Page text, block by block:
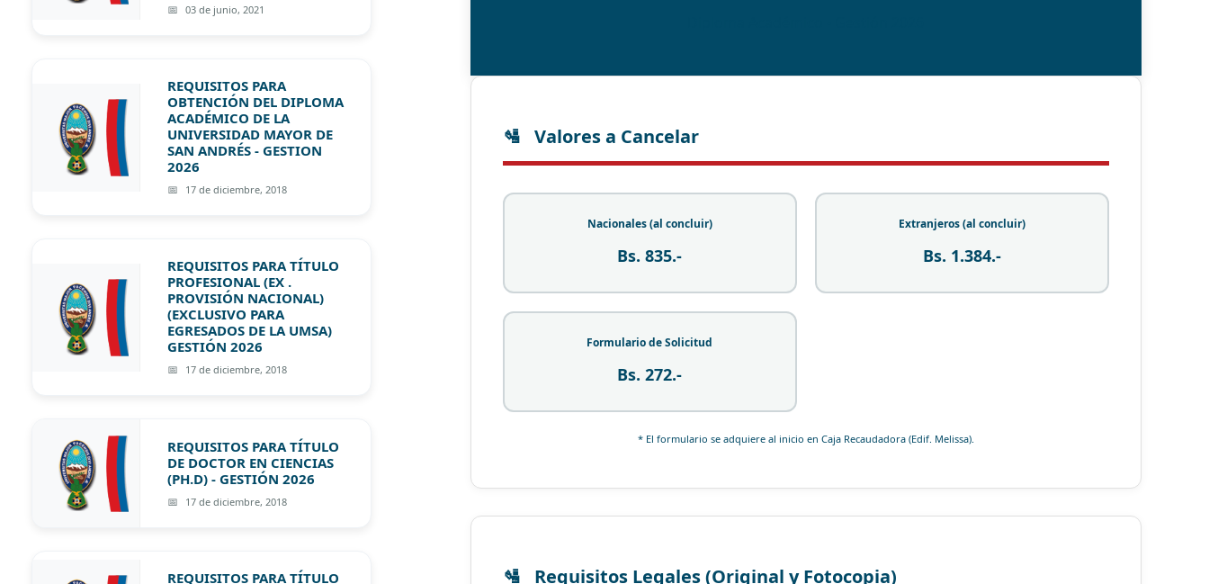
03 de junio, 2021
REQUISITOS PARA
OBTENCIÓN DEL DIPLOMA
ACADÉMICO DE LA
UNIVERSIDAD MAYOR DE
SAN ANDRÉS - GESTION
2026
17 de diciembre, 2018
REQUISITOS PARA TÍTULO
PROFESIONAL (EX .
PROVISIÓN NACIONAL)
(EXCLUSIVO PARA
EGRESADOS DE LA UMSA)
GESTIÓN 2026
17 de diciembre, 2018
REQUISITOS PARA TÍTULO
DE DOCTOR EN CIENCIAS
(PH.D) - GESTIÓN 2026
17 de diciembre, 2018
REQUISITOS PARA TÍTULO
Valores a Cancelar
Nacionales (al concluir)
Bs. 835.-
Extranjeros (al concluir)
Bs. 1.384.-
Formulario de Solicitud
Bs. 272.-
* El formulario se adquiere al inicio en Caja Recaudadora (Edif. Melissa).
Requisitos Legales (Original y Fotocopia)